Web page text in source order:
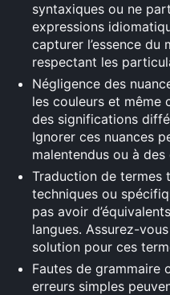
syntaxiques ou ne
expressions
capturer l’essence du
respectant les
Négligence des
les couleurs et même
des significations
Ignorer ces nuances
malentendus ou à
Traduction de termes
techniques ou
pas avoir
langues. Assurez-
solution pour ces
Fautes de grammaire
erreurs simples